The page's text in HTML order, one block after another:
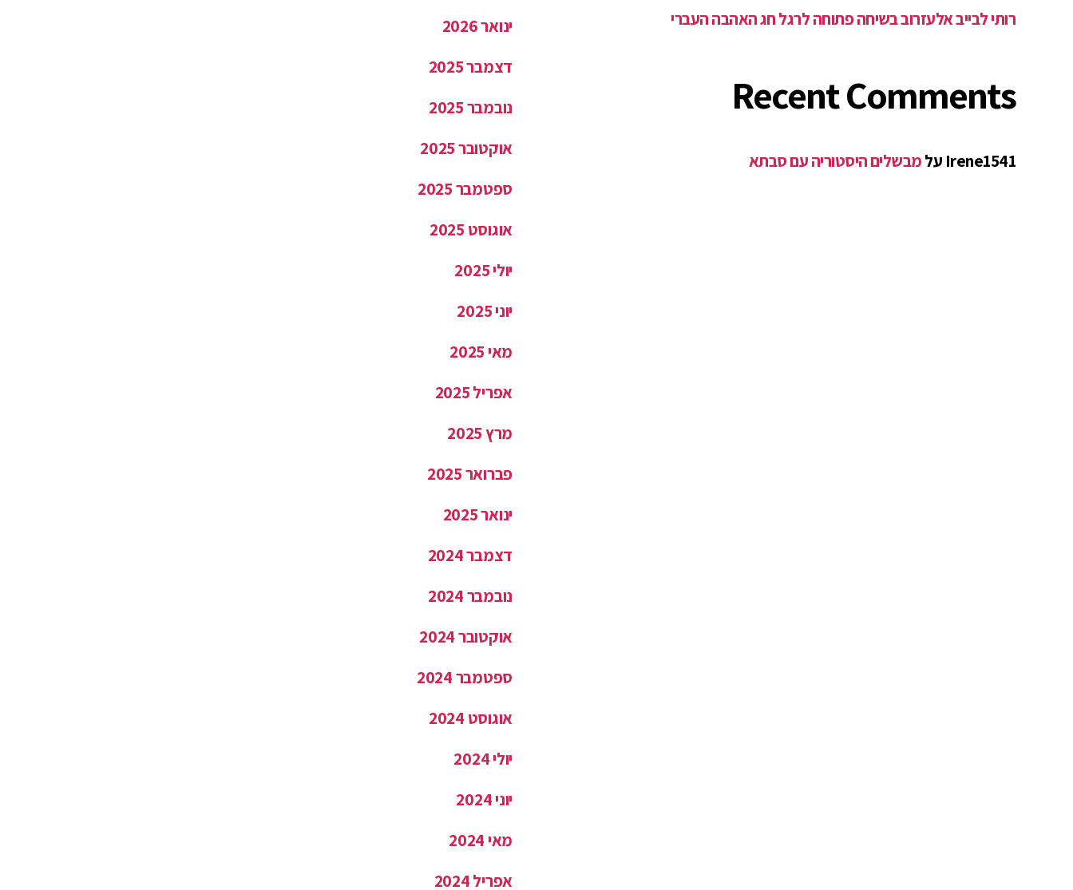
רותי לבייב אלעזרוב בשיחה פתוחה לרגל חג האהבה העברי
Recent Comments
Irene1541 עלמבשלים היסטוריה עם סבתא
ינואר 2026
דצמבר 2025
נובמבר 2025
אוקטובר 2025
ספטמבר 2025
אוגוסט 2025
יולי 2025
יוני 2025
מאי 2025
אפריל 2025
מרץ 2025
פברואר 2025
ינואר 2025
דצמבר 2024
נובמבר 2024
אוקטובר 2024
ספטמבר 2024
אוגוסט 2024
יולי 2024
יוני 2024
מאי 2024
אפריל 2024